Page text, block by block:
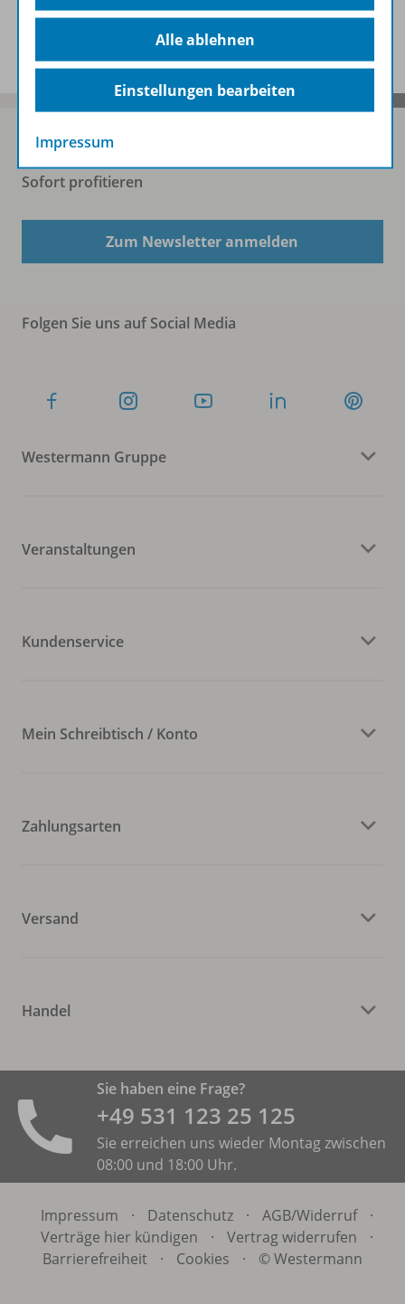
Sofort profitieren
Zum Newsletter anmelden
Folgen Sie uns auf Social Media
Westermann Gruppe
Veranstaltungen
Kundenservice
Mein Schreibtisch / Konto
Zahlungsarten
Versand
Handel
Sie haben eine Frage?
+49 531 ­123 25 125
Sie erreichen uns wieder Montag zwischen
08:00 und 18:00 Uhr.
Impressum · Datenschutz · AGB/Widerruf
·
Verträge hier kündigen
· Vertrag widerrufen
·
Barrierefreiheit
· Cookies · © Westermann
Alle ablehnen
Einstellungen bearbeiten
Impressum